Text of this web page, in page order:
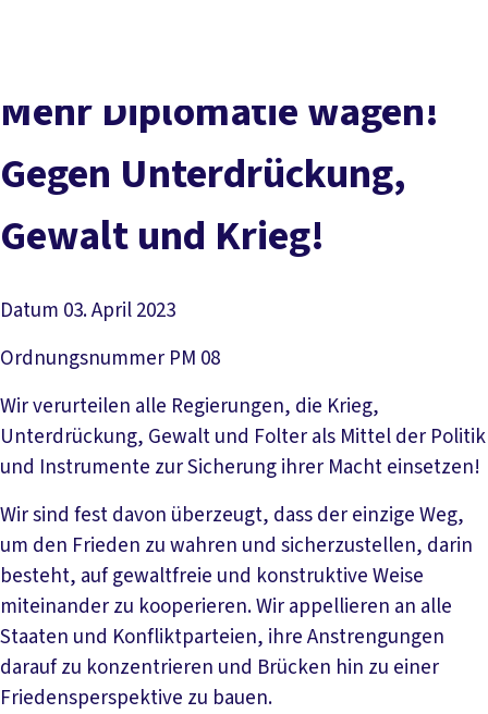
Service
Mitmachen
Mehr Diplomatie wagen!
Gegen Unterdrückung,
Gewalt und Krieg!
Datum 03. April 2023
Ordnungsnummer PM 08
Wir verurteilen alle Regierungen, die Krieg,
Unterdrückung, Gewalt und Folter als Mittel der Politik
und Instrumente zur Sicherung ihrer Macht einsetzen!
Wir sind fest davon überzeugt, dass der einzige Weg,
um den Frieden zu wahren und sicherzustellen, darin
besteht, auf gewaltfreie und konstruktive Weise
miteinander zu kooperieren. Wir appellieren an alle
Staaten und Konfliktparteien, ihre Anstrengungen
darauf zu konzentrieren und Brücken hin zu einer
Friedensperspektive zu bauen.